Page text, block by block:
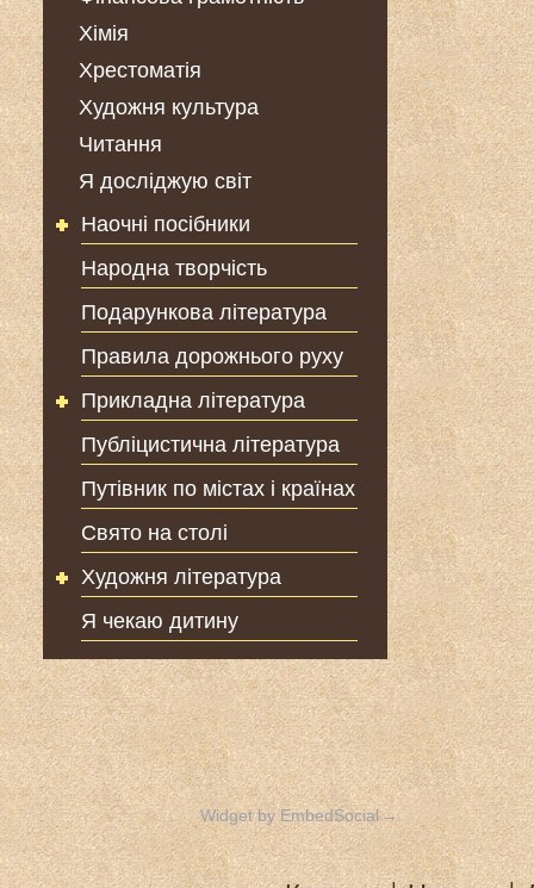
Хімія
Хрестоматія
Художня культура
Читання
Я досліджую світ
Наочні посібники
Народна творчість
Подарункова література
Правила дорожнього руху
Прикладна література
Публіцистична література
Путівник по містах і країнах
Свято на столі
Художня література
Я чекаю дитину
Widget by EmbedSocial→